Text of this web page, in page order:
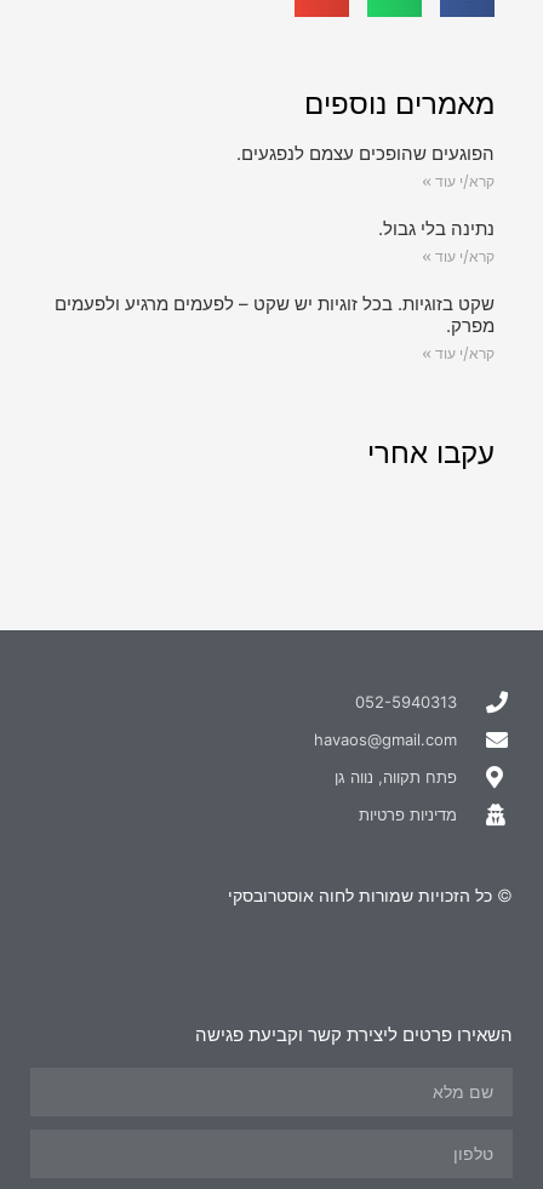
מאמרים נוספים
הפוגעים שהופכים עצמם לנפגעים.
קרא/י עוד »
נתינה בלי גבול.
קרא/י עוד »
שקט בזוגיות. בכל זוגיות יש שקט – לפעמים מרגיע ולפעמים
מפרק.
קרא/י עוד »
עקבו אחרי
052-5940313
havaos@gmail.com
פתח תקווה, נווה גן
מדיניות פרטיות
© כל הזכויות שמורות לחוה אוסטרובסקי
השאירו פרטים ליצירת קשר וקביעת פגישה